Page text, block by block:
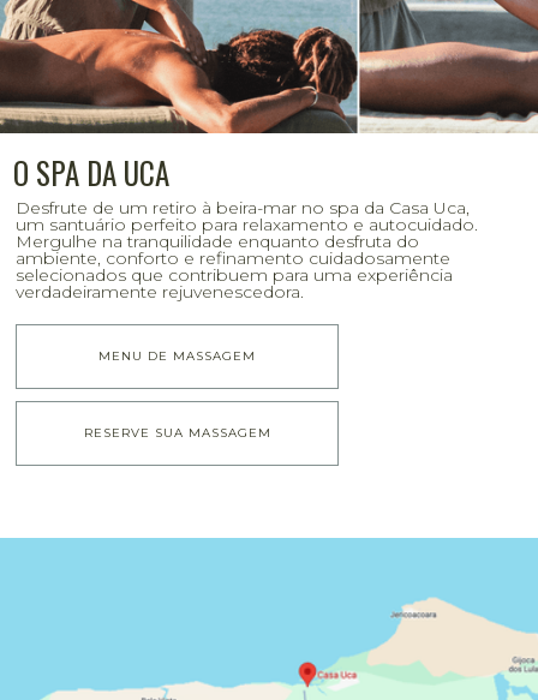
O SPA DA UCA
Desfrute de um retiro à beira-mar no spa da Casa Uca,
um santuário perfeito para relaxamento e autocuidado.
Mergulhe na tranquilidade enquanto desfruta do
ambiente, conforto e refinamento cuidadosamente
selecionados que contribuem para uma experiência
verdadeiramente rejuvenescedora.
MENU DE MASSAGEM
RESERVE SUA MASSAGEM